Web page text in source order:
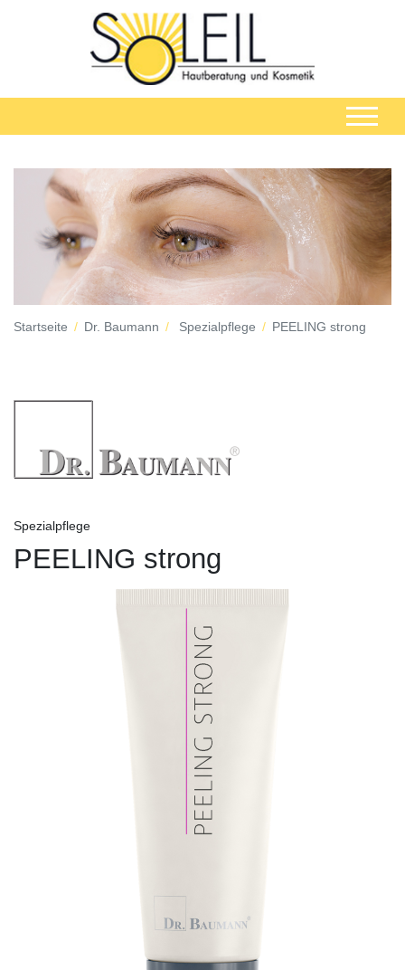
Startseite Dr. Baumann Spezialpflege PEELING strong
Spezialpflege
PEELING strong